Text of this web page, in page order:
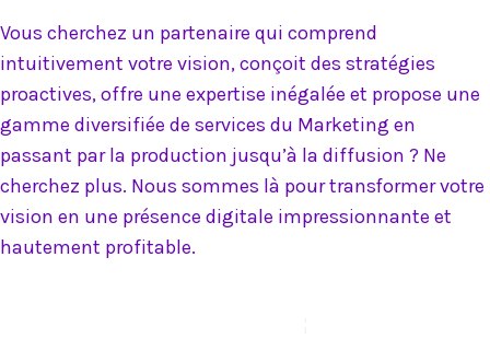
Vous cherchez un partenaire qui comprend
intuitivement votre vision, conçoit des stratégies
proactives, offre une expertise inégalée et propose une
gamme diversifiée de services du Marketing en
passant par la production jusqu’à la diffusion ? Ne
cherchez plus. Nous sommes là pour transformer votre
vision en une présence digitale impressionnante et
hautement profitable.